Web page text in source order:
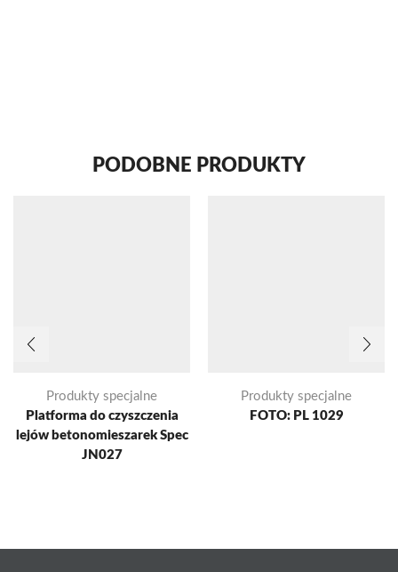
PODOBNE PRODUKTY
Produkty specjalne
Platforma do czyszczenia
lejów betonomieszarek Spec
JN027
Produkty specjalne
FOTO: PL 1029